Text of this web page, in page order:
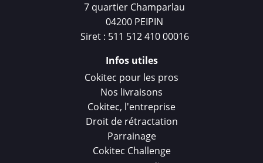
7 quartier Champarlau
04200 PEIPIN
Siret : 511 512 410 00016
Infos utiles
Cokitec pour les pros
Nos livraisons
Cokitec, l'entreprise
Droit de rétractation
Parrainage
Cokitec Challenge